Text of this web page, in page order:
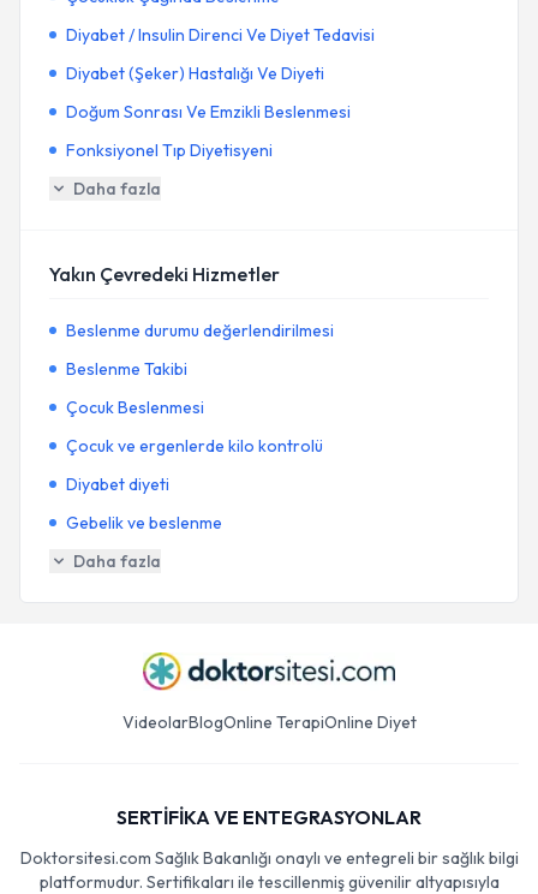
Diyabet / Insulin Direnci Ve Diyet Tedavisi
Diyabet (Şeker) Hastalığı Ve Diyeti
Doğum Sonrası Ve Emzikli Beslenmesi
Fonksiyonel Tıp Diyetisyeni
Daha fazla
Yakın Çevredeki Hizmetler
Beslenme durumu değerlendirilmesi
Beslenme Takibi
Çocuk Beslenmesi
Çocuk ve ergenlerde kilo kontrolü
Diyabet diyeti
Gebelik ve beslenme
Daha fazla
VideolarBlogOnline TerapiOnline Diyet
SERTİFİKA VE ENTEGRASYONLAR
Doktorsitesi.com Sağlık Bakanlığı onaylı ve entegreli bir sağlık bilgi
platformudur. Sertifikaları ile tescillenmiş güvenilir altyapısıyla